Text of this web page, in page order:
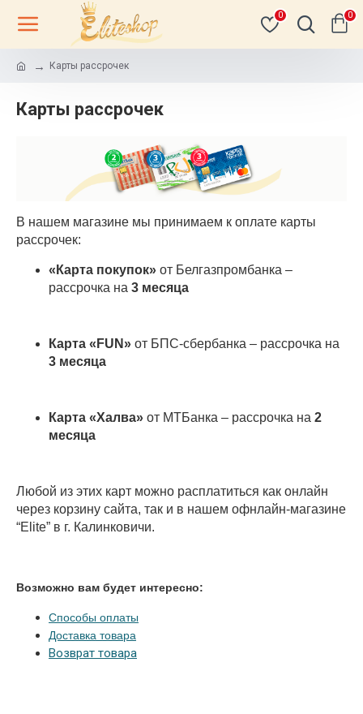
0 0
Карты рассрочек
Карты рассрочек
В нашем магазине мы принимаем к оплате карты
рассрочек:
«Карта покупок» от Белгазпромбанка –
рассрочка на 3 месяца
Карта « FUN» от БПС-сбербанка – рассрочка на
3 месяца
Карта «Халва» от МТБанка – рассрочка на 2
месяца
Любой из этих карт можно расплатиться как онлайн
через корзину сайта, так и в нашем офнлайн-магазине
“Elite” в г. Калинковичи.
Возможно вам будет интересно:
Способы оплаты
Доставка товара
Возврат товара